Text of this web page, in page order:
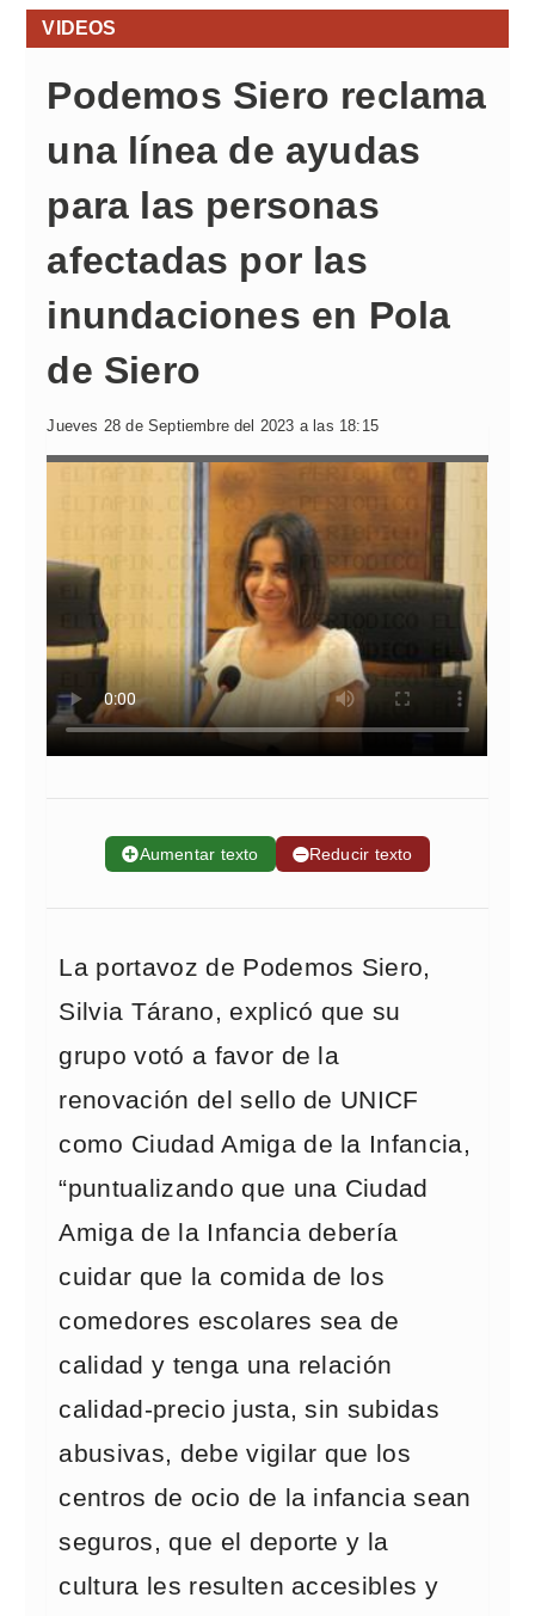
VIDEOS
Podemos Siero reclama
una línea de ayudas
para las personas
afectadas por las
inundaciones en Pola
de Siero
Jueves 28 de Septiembre del 2023 a las 18:15
➕Aumentar texto ➖Reducir texto
La portavoz de Podemos Siero,
Silvia Tárano, explicó que su
grupo votó a favor de la
renovación del sello de UNICF
como Ciudad Amiga de la Infancia,
“puntualizando que una Ciudad
Amiga de la Infancia debería
cuidar que la comida de los
comedores escolares sea de
calidad y tenga una relación
calidad-precio justa, sin subidas
abusivas, debe vigilar que los
centros de ocio de la infancia sean
seguros, que el deporte y la
cultura les resulten accesibles y